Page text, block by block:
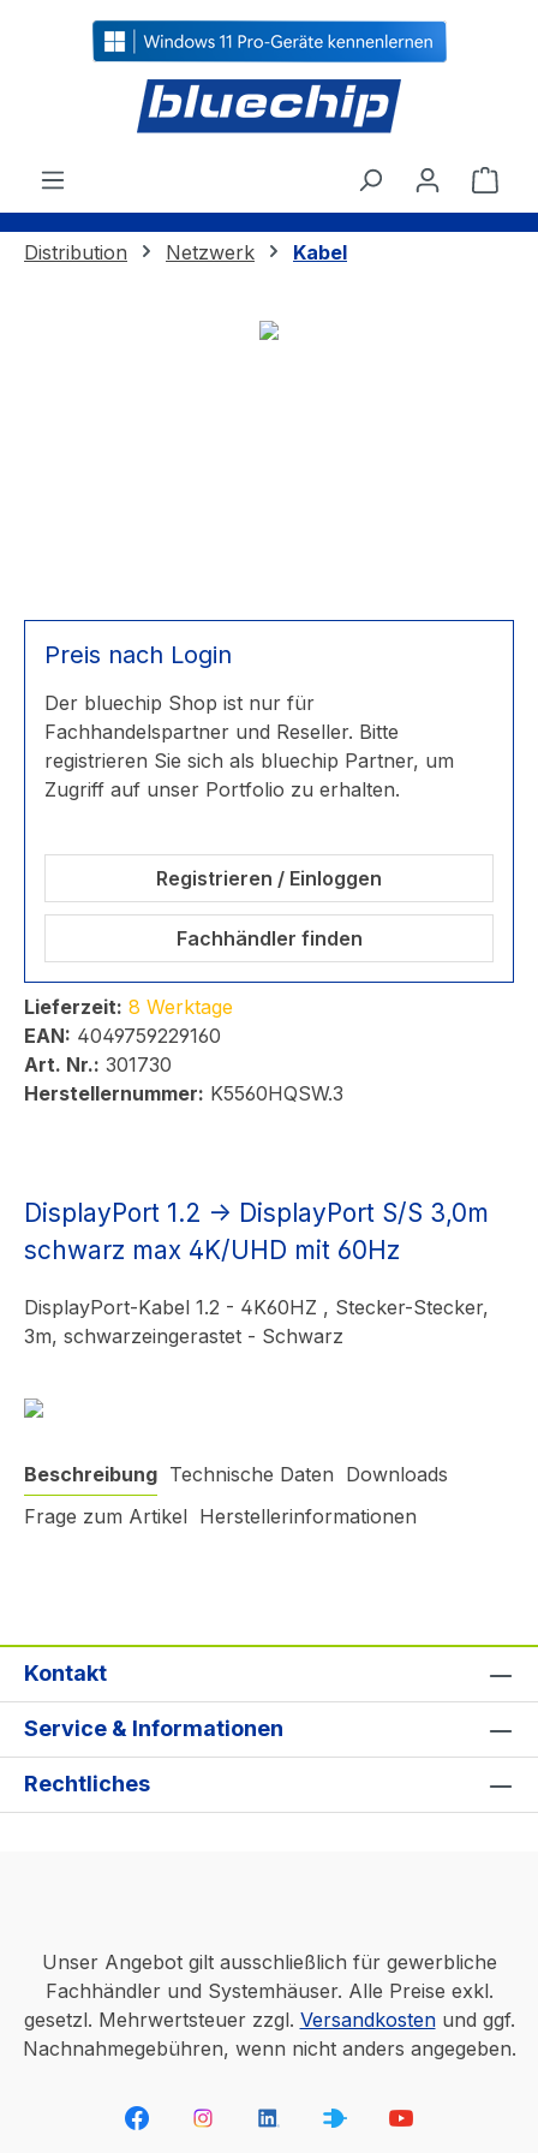
springen
Distribution Netzwerk Kabel
Bildergalerie überspringen
Preis nach Login
Der bluechip Shop ist nur für
Fachhandelspartner und Reseller. Bitte
registrieren Sie sich als bluechip Partner, um
Zugriff auf unser Portfolio zu erhalten.
Registrieren / Einloggen
Fachhändler finden
Lieferzeit: 8 Werktage
EAN: 4049759229160
Art. Nr.: 301730
Herstellernummer: K5560HQSW.3
DisplayPort 1.2 -> DisplayPort S/S 3,0m
schwarz max 4K/UHD mit 60Hz
DisplayPort-Kabel 1.2 - 4K60HZ , Stecker-Stecker,
3m, schwarzeingerastet - Schwarz
Beschreibung Technische Daten Downloads
Frage zum Artikel Herstellerinformationen
Kontakt
Service & Informationen
Rechtliches
Unser Angebot gilt ausschließlich für gewerbliche
Fachhändler und Systemhäuser. Alle Preise exkl.
gesetzl. Mehrwertsteuer zzgl. Versandkostenund ggf.
Nachnahmegebühren, wenn nicht anders angegeben.